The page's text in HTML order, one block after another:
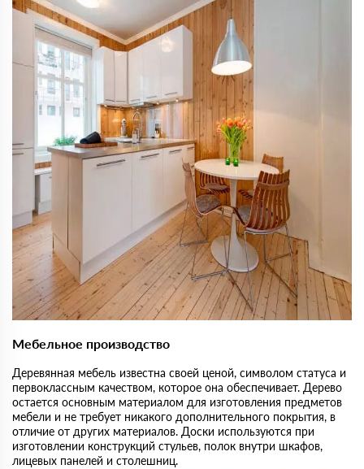
Мебельное производство
Деревянная мебель известна своей ценой, символом статуса и
первоклассным качеством, которое она обеспечивает. Дерево
остается основным материалом для изготовления предметов
мебели и не требует никакого дополнительного покрытия, в
отличие от других материалов. Доски используются при
изготовлении конструкций стульев, полок внутри шкафов,
лицевых панелей и столешниц.